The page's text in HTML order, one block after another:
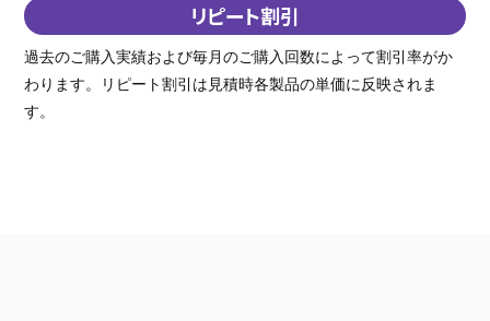
リピート割引
過去のご購入実績および毎月のご購入回数によって割引率がか
わります。リピート割引は見積時各製品の単価に反映されま
す。